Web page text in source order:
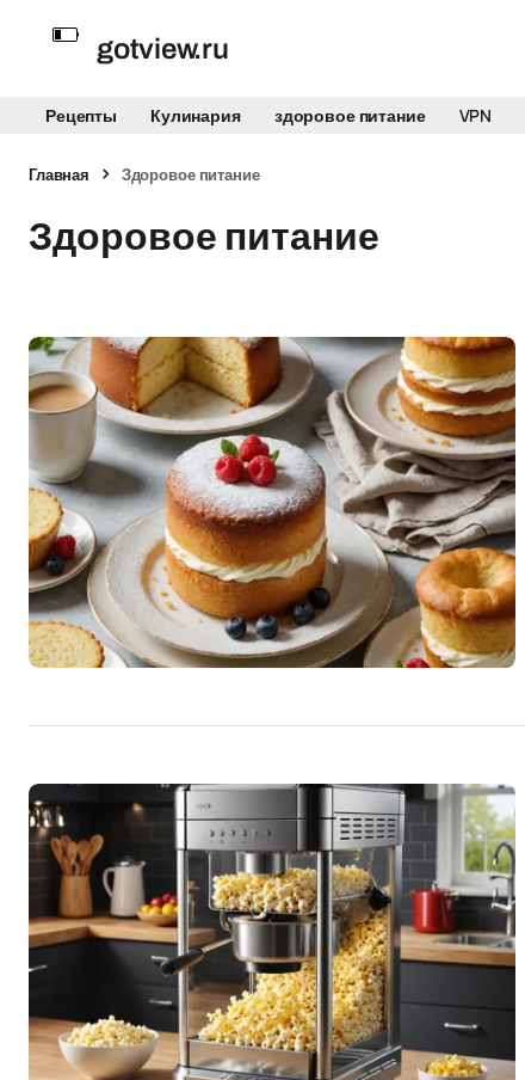
gotview.ru
Рецепты Кулинария здоровое питание VPN
Главная Здоровое питание
Здоровое питание